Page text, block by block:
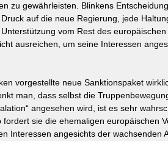
zu gewährleisten. Blinkens
auf die neue Regierung, jede
vom Rest des
ausreichen, um seine Interessen
vorgestellte neue Sanktionspaket
man, dass selbst die
angesehen wird, ist es sehr
sie die ehemaligen europäischen
Interessen angesichts der wachsenden